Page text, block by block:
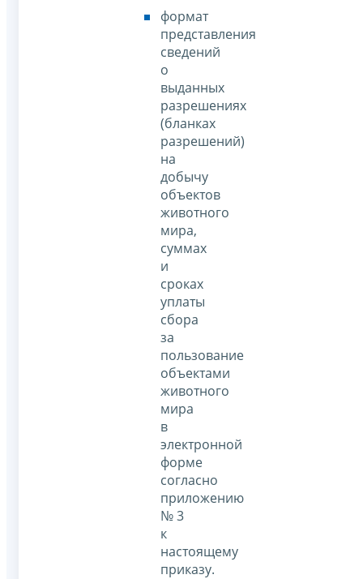
формат
представления
сведений
о
выданных
разрешениях
(бланках
разрешений)
на
добычу
объектов
животного
мира,
суммах
и
сроках
уплаты
сбора
за
пользование
объектами
животного
мира
в
электронной
форме
согласно
приложению
№ 3
к
настоящему
приказу.